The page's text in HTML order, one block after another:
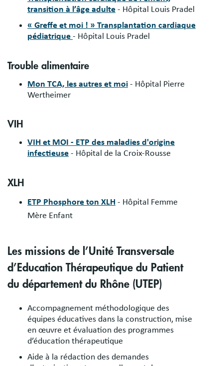
transition à l’âge adulte - Hôpital Louis Pradel
« Greffe et moi ! » Transplantation cardiaque
pédiatrique - Hôpital Louis Pradel
Trouble alimentaire
Mon TCA, les autres et moi - Hôpital Pierre
Wertheimer
VIH
VIH et MOI - ETP des maladies d'origine
infectieuse - Hôpital de la Croix-Rousse
XLH
ETP Phosphore ton XLH - Hôpital Femme
Mère Enfant
Les missions de l’Unité Transversale
d’Education Thérapeutique du Patient
du département du Rhône (UTEP)
Accompagnement méthodologique des
équipes éducatives dans la construction, mise
en œuvre et évaluation des programmes
d’éducation thérapeutique
Aide à la rédaction des demandes